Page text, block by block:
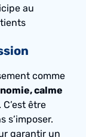
au
comme
calme
. C’est être
s’imposer.
garantir un